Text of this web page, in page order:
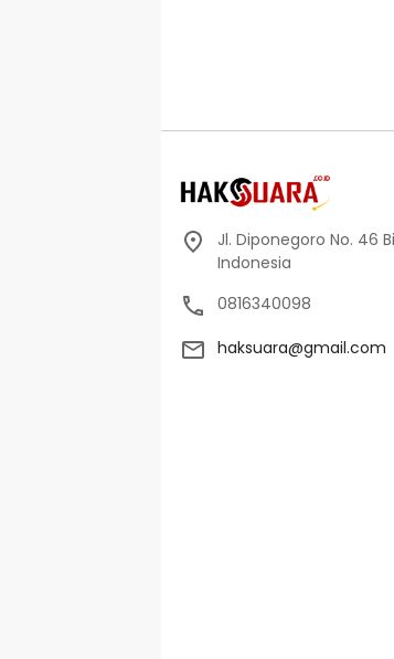
Jl. Diponegoro No. 46
Indonesia
0816340098
haksuara@gmail.com